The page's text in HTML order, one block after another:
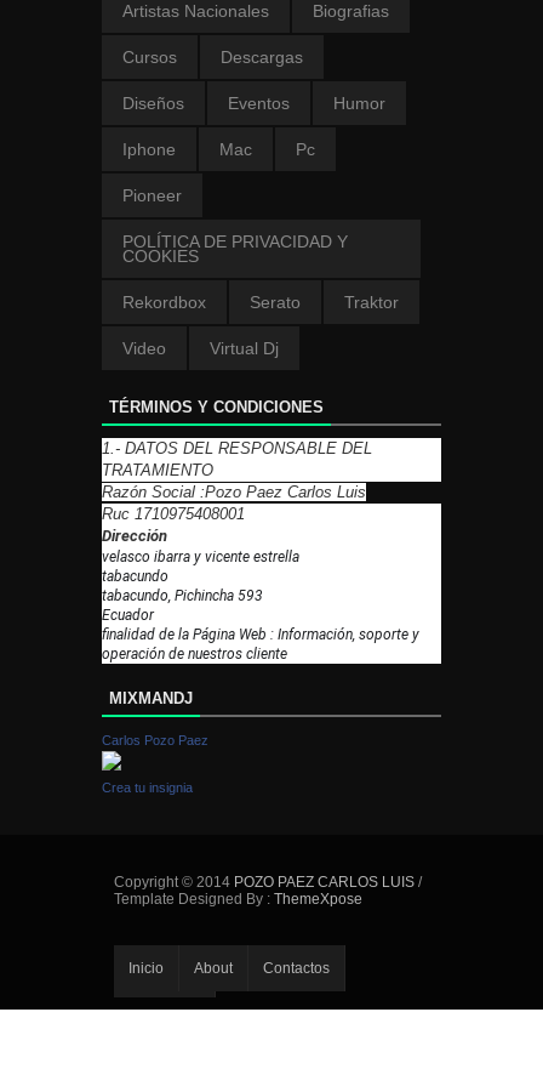
Artistas Nacionales Biografias
Cursos Descargas
Diseños Eventos Humor
Iphone Mac Pc
Pioneer
POLÍTICA DE PRIVACIDAD Y
COOKIES
Rekordbox Serato Traktor
Video Virtual Dj
TÉRMINOS Y CONDICIONES
1.- DATOS DEL RESPONSABLE DEL
TRATAMIENTO
Razón Social :Pozo Paez Carlos Luis
Ruc 1710975408001
Dirección
velasco ibarra y vicente estrella
tabacundo
tabacundo, Pichincha 593
Ecuador
finalidad de la Página Web : Información, soporte y
operación de nuestros cliente
MIXMANDJ
Carlos Pozo Paez
Crea tu insignia
Copyright © 2014 POZO PAEZ CARLOS LUIS /
Template Designed By : ThemeXpose
Inicio About Contactos
Error Page